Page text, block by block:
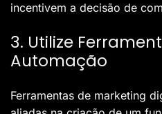
incentivem a decisão de
3. Utilize
Automação
Ferramentas de marketing